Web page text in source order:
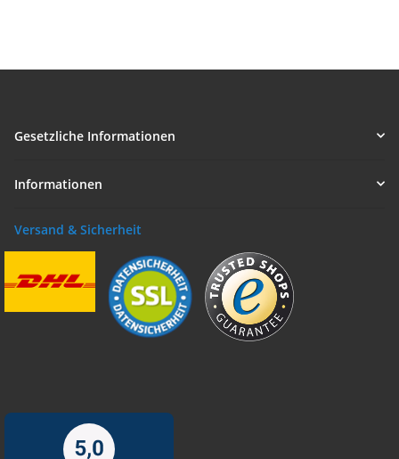
Gesetzliche Informationen
Informationen
Versand & Sicherheit